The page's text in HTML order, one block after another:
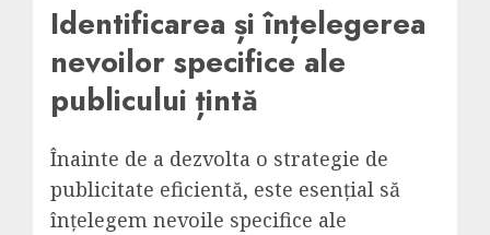
Identificarea și înțelegerea
nevoilor specifice ale
publicului țintă
Înainte de a dezvolta o strategie de
publicitate eficientă, este esențial să
înțelegem nevoile specifice ale